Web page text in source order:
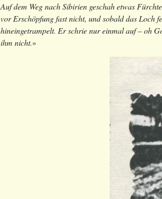
Auf dem Weg nach Sibirien geschah etwas
vor Erschöpfung fast nicht, und sobald das Loch
hineingetrampelt. Er schrie nur einmal auf – oh
ihm nicht.»